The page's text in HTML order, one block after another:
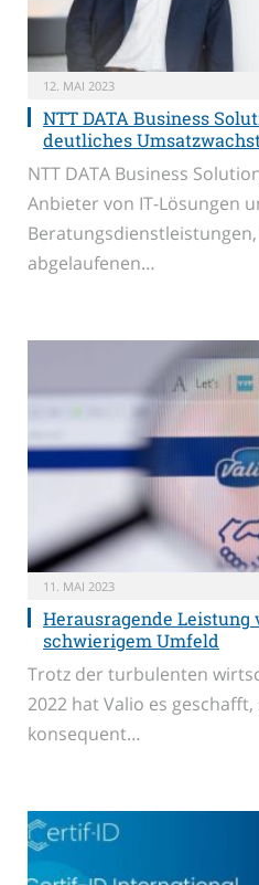
12. MAI 2023
NTT DATA Business
deutliches
NTT DATA Business
Anbieter von IT-Lösungen
abgelaufenen…
11. MAI 2023
Herausragende Leistung
schwierigem Umfeld
Trotz der turbulenten
2022 hat Valio es
konsequent…